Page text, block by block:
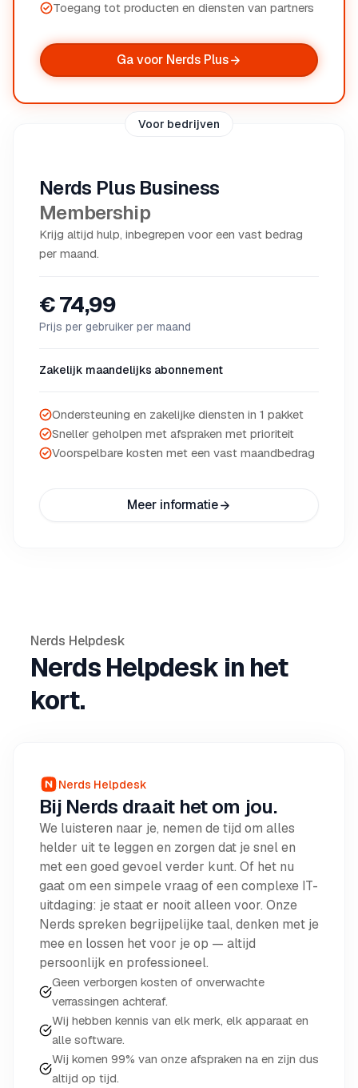
Toegang tot producten en diensten van partners
Ga voor Nerds Plus
Nerds Plus Business
Membership
Krijg altijd hulp, inbegrepen voor een vast bedrag
per maand.
€ 74,99
Prijs per gebruiker per maand
Zakelijk maandelijks abonnement
Ondersteuning en zakelijke diensten in 1 pakket
Sneller geholpen met afspraken met prioriteit
Voorspelbare kosten met een vast maandbedrag
Meer informatie
Voor bedrijven
Nerds Helpdesk
Nerds Helpdesk in het
kort.
Nerds Helpdesk
Bij Nerds draait het om jou.
We luisteren naar je, nemen de tijd om alles
helder uit te leggen en zorgen dat je snel en
met een goed gevoel verder kunt. Of het nu
gaat om een simpele vraag of een complexe IT-
uitdaging: je staat er nooit alleen voor. Onze
Nerds spreken begrijpelijke taal, denken met je
mee en lossen het voor je op — altijd
persoonlijk en professioneel.
Geen verborgen kosten of onverwachte
verrassingen achteraf.
Wij hebben kennis van elk merk, elk apparaat en
alle software.
Wij komen 99% van onze afspraken na en zijn dus
altijd op tijd.